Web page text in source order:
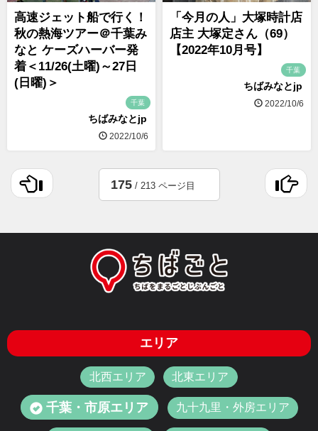
高速ジェット船で行く！
秋の熱海ツアー＠千葉み
なと ケーズハーバー発
着＜11/26(土曜)～27日
(日曜)＞
千葉
ちばみなとjp
2022/10/6
「今月の人」大塚時計店
店主 大塚定さん（69）
【2022年10月号】
千葉
ちばみなとjp
2022/10/6
175/ 213 ページ目
エリア
北西エリア 北東エリア
千葉・市原エリア 九十九里・外房エリア